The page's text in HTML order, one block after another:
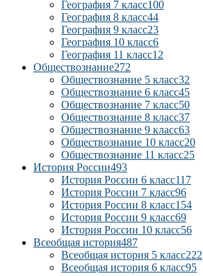
География 7 класс100
География 8 класс44
География 9 класс23
География 10 класс6
География 11 класс12
Обществознание272
Обществознание 5 класс32
Обществознание 6 класс45
Обществознание 7 класс50
Обществознание 8 класс37
Обществознание 9 класс63
Обществознание 10 класс20
Обществознание 11 класс25
История России493
История России 6 класс117
История России 7 класс96
История России 8 класс154
История России 9 класс69
История России 10 класс56
Всеобщая история487
Всеобщая история 5 класс222
Всеобщая история 6 класс95